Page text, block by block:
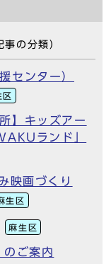
事の分類）
センター）
区
】キッズアー
ランド」
映画づくり
生区
麻生区
のご案内